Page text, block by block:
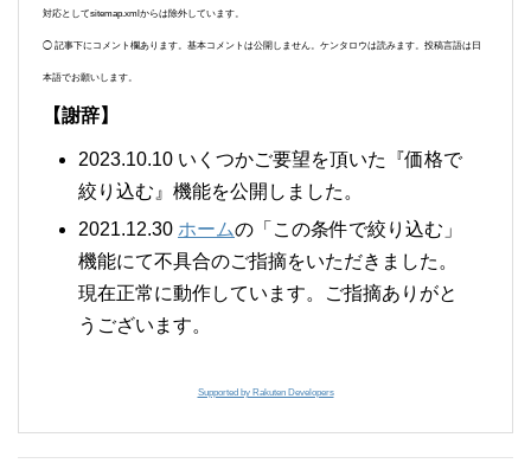
対応としてsitemap.xmlからは除外しています。
◯ 記事下にコメント欄あります。基本コメントは公開しません。ケンタロウは読みます。投稿言語は日
本語でお願いします。
【謝辞】
2023.10.10 いくつかご要望を頂いた『価格で
絞り込む』機能を公開しました。
2021.12.30 ホームの「この条件で絞り込む」
機能にて不具合のご指摘をいただきました。
現在正常に動作しています。ご指摘ありがと
うございます。
Supported by Rakuten Developers